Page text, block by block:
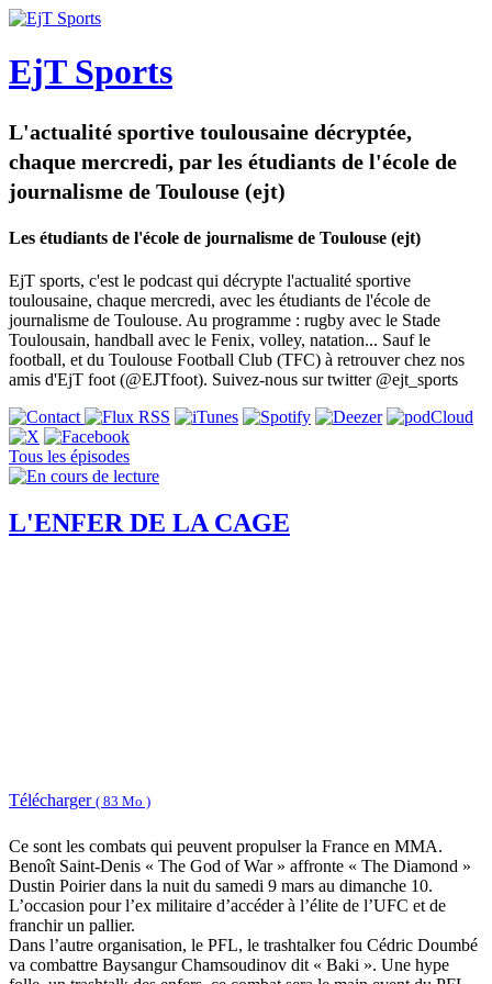
EjT Sports
L'actualité sportive toulousaine décryptée,
chaque mercredi, par les étudiants de l'école de
journalisme de Toulouse (ejt)
Les étudiants de l'école de journalisme de Toulouse (ejt)
EjT sports, c'est le podcast qui décrypte l'actualité sportive
toulousaine, chaque mercredi, avec les étudiants de l'école de
journalisme de Toulouse. Au programme : rugby avec le Stade
Toulousain, handball avec le Fenix, volley, natation... Sauf le
football, et du Toulouse Football Club (TFC) à retrouver chez nos
amis d'EjT foot (@EJTfoot). Suivez-nous sur twitter @ejt_sports
Tous les épisodes
L'ENFER DE LA CAGE
Télécharger ( 83 Mo )
Ce sont les combats qui peuvent propulser la France en MMA.
Benoît Saint-Denis « The God of War » affronte « The Diamond »
Dustin Poirier dans la nuit du samedi 9 mars au dimanche 10.
L’occasion pour l’ex militaire d’accéder à l’élite de l’UFC et de
franchir un pallier.
Dans l’autre organisation, le PFL, le trashtalker fou Cédric Doumbé
va combattre Baysangur Chamsoudinov dit « Baki ». Une hype